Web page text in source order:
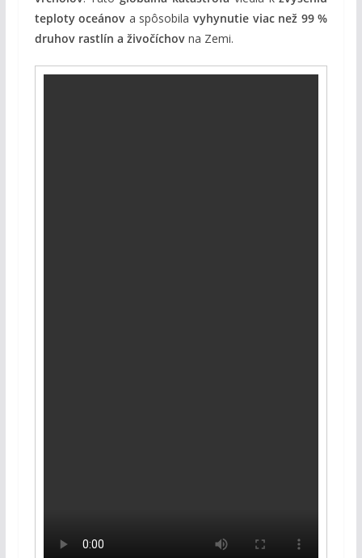
teploty oceánov a spôsobilavyhynutie viac než 99 %
druhov rastlín a živočíchovna Zemi.